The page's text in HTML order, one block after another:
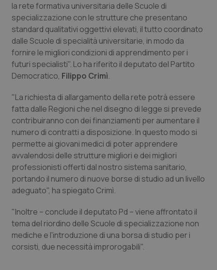
Calabria
Campania
Emilia-Romagna
Lazio
Liguria
Lombardia
Marche
Molise
Piemonte
Asma & BPCO
Car-T
Colesterolo & coronaropatie
Diabete & glucometri
Disturbi dell’umore
Dolore
Donna & Salute
Epatiti
HIV
la rete formativa universitaria delle Scuole di
specializzazione con le strutture che presentano
standard qualitativi oggettivi elevati, il tutto coordinato
dalle Scuole di specialità universitarie, in modo da
fornire le migliori condizioni di apprendimento per i
futuri specialisti". Lo ha riferito il deputato del Partito
Democratico, Filippo Crimì.
"La richiesta di allargamento della rete potrà essere
fatta dalle Regioni che nel disegno di legge si prevede
contribuiranno con dei finanziamenti per aumentare il
numero di contratti a disposizione. In questo modo si
permette ai giovani medici di poter apprendere
avvalendosi delle strutture migliori e dei migliori
professionisti offerti dal nostro sistema sanitario,
portando il numero di nuove borse di studio ad un livello
adeguato", ha spiegato Crimì.
"Inoltre – conclude il deputato Pd – viene affrontato il
tema del riordino delle Scuole di specializzazione non
mediche e l'introduzione di una borsa di studio per i
corsisti, due necessità improrogabili".